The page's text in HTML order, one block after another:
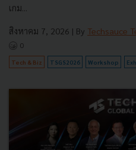
เกม...
สิงหาคม 7, 2026 | By Techsauce
0
Tech & Biz TSGS2026 Workshop